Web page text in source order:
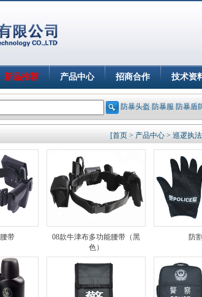
新品推荐 产品中心 招商合作 技术资
防暴头盔 防暴服 防暴盾
[首页 > 产品中心 > 巡逻执
带
08款牛津布多功能腰带（黑
色）
防